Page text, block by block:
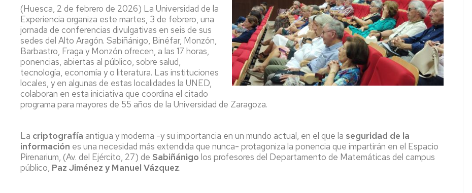
e
instalaciones
deportivas
Informática
y
comunicaciones
Servicio
de
Mantenimiento
y
correo
interno
Unizar
(Huesca, 2 de febrero de 2026) La Universidad de la
Experiencia organiza este martes, 3 de febrero, una
jornada de conferencias divulgativas en seis de sus
sedes del Alto Aragón. Sabiñánigo, Binéfar, Monzón,
Barbastro, Fraga y Monzón ofrecen, a las 17 horas,
ponencias, abiertas al público, sobre salud,
tecnología, economía y o literatura. Las instituciones
locales, y en algunas de estas localidades la UNED,
colaboran en esta iniciativa que coordina el citado
programa para mayores de 55 años de la Universidad de Zaragoza.
La criptografía antigua y moderna -y su importancia en un mundo actual, en el que la seguridad de la
información es una necesidad más extendida que nunca- protagoniza la ponencia que impartirán en el Espacio
Pirenarium, (Av. del Ejército, 27) de Sabiñánigo los profesores del Departamento de Matemáticas del campus
público, Paz Jiménez y Manuel Vázquez.